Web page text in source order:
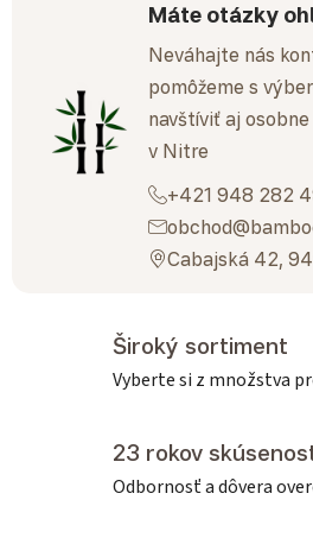
Máte otázky
Neváhajte nás
pomôžeme s
navštíviť aj
v Nitre
+421 948 282
Cabajská 42,
Široký sortiment
Vyberte si z množstva
23 rokov
Odbornosť a dôvera